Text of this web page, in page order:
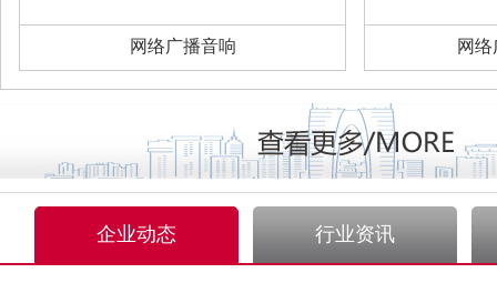
网络广播音响 网
企业动态 行业资讯